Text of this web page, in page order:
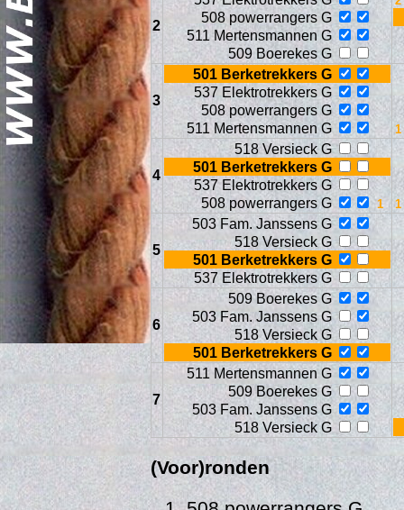
2
508 powerrangers G
511 Mertensmannen G
509 Boerekes G
3
501 Berketrekkers G
537 Elektrotrekkers G
508 powerrangers G
511 Mertensmannen G
4
518 Versieck G
501 Berketrekkers G
537 Elektrotrekkers G
508 powerrangers G
5
503 Fam. Janssens G
518 Versieck G
501 Berketrekkers G
537 Elektrotrekkers G
6
509 Boerekes G
503 Fam. Janssens G
518 Versieck G
501 Berketrekkers G
7
511 Mertensmannen G
509 Boerekes G
503 Fam. Janssens G
518 Versieck G
(Voor)ronden